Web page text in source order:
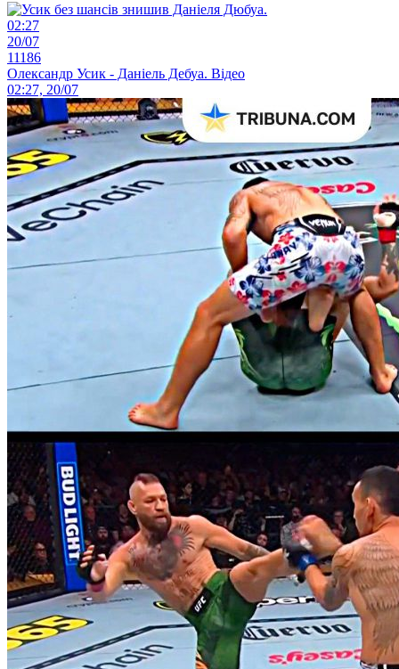
02:27
20/07
11186
Олександр Усик - Даніель Дебуа. Відео
02:27, 20/07